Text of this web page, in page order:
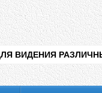
Вход на сайт
Регистрация
РАЗЛИЧНЫХ